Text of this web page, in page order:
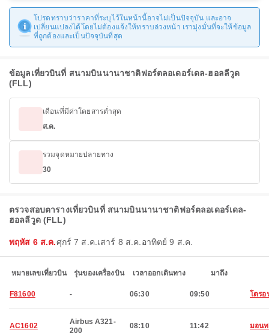
โปรดทราบว่าราคาที่ระบุไว้ในหน้านี้อาจไม่เป็นปัจจุบัน และอาจ
เปลี่ยนแปลงได้โดยไม่ต้องแจ้งให้ทราบล่วงหน้า เรามุ่งมั่นที่จะให้ข้อมูล
ที่ถูกต้องและเป็นปัจจุบันที่สุด
ข้อมูลเที่ยวบินที่ สนามบินนานาชาติฟอร์ตลอเดอร์เดล-ฮอลลีวูด
(FLL)
เดือนที่มีค่าโดยสารต่ำสุด
ส.ค.
รวมจุดหมายปลายทาง
30
ตรวจสอบตารางเที่ยวบินที่ สนามบินนานาชาติฟอร์ตลอเดอร์เดล-
ฮอลลีวูด (FLL)
พฤหัส 6 ส.ค.ศุกร์ 7 ส.ค. เสาร์ 8 ส.ค. อาทิตย์ 9 ส.ค.
หมายเลขเที่ยวบิน รุ่นของเครื่องบิน เวลาออกเดินทาง มาถึง
F81600 - 06:30 09:50 โตรอ
AC1602
Airbus A321-
200
08:10 11:42 มอน